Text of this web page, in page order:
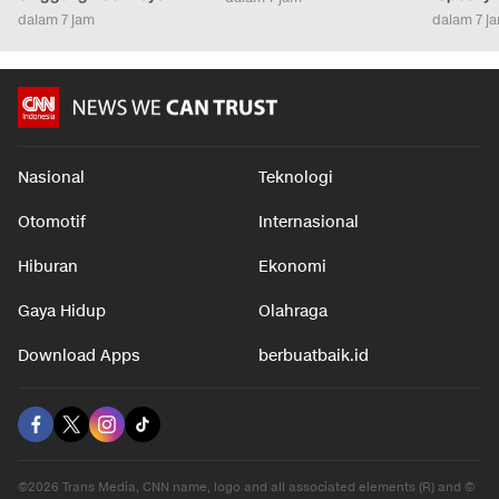
dalam 7 jam dalam 7
Nasional Teknologi
Otomotif Internasional
Hiburan Ekonomi
Gaya Hidup Olahraga
Download Apps berbuatbaik.id
©2026 Trans Media, CNN name, logo and all associated elements (R) and ©